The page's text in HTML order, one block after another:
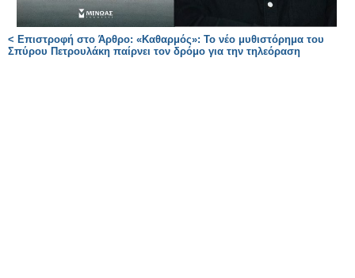
< Επιστροφή στο Άρθρο: «Καθαρμός»: Το νέο μυθιστόρημα του
Σπύρου Πετρουλάκη παίρνει τον δρόμο για την τηλεόραση